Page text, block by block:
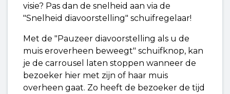
visie? Pas dan de snelheid aan via de
"Snelheid diavoorstelling" schuifregelaar!
Met de "Pauzeer diavoorstelling als u de
muis eroverheen beweegt" schuifknop, kan
je de carrousel laten stoppen wanneer de
bezoeker hier met zijn of haar muis
overheen gaat. Zo heeft de bezoeker de tijd